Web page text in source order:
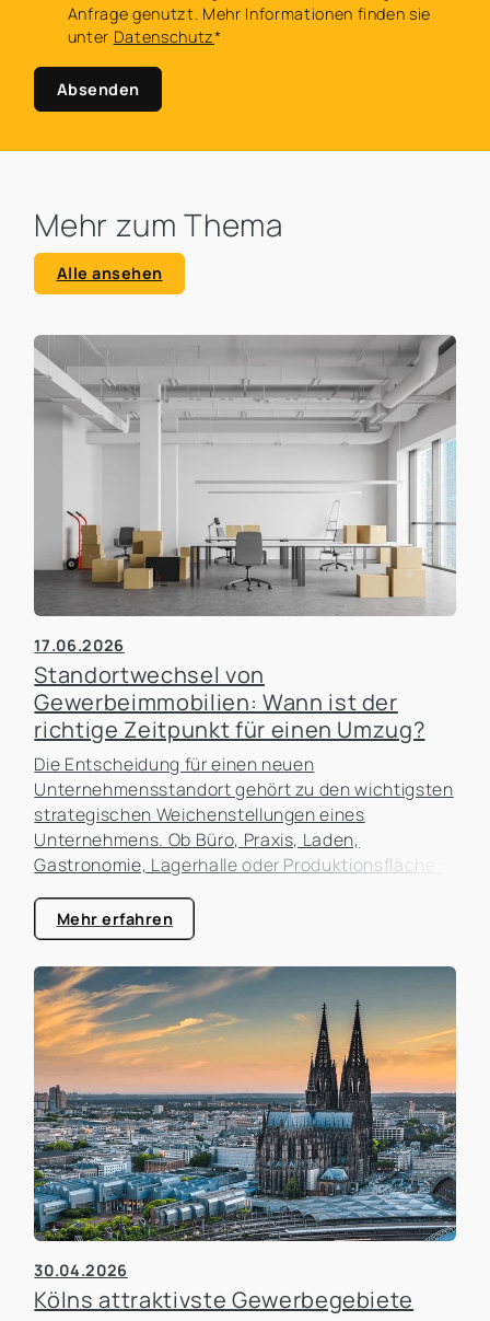
Anfrage genutzt. Mehr Informationen finden sie
unter Datenschutz*
Absenden
Mehr zum Thema
Alle ansehen
17.06.2026
Standortwechsel von
Gewerbeimmobilien: Wann ist der
richtige Zeitpunkt für einen Umzug?
Die Entscheidung für einen neuen
Unternehmensstandort gehört zu den wichtigsten
strategischen Weichenstellungen eines
Unternehmens. Ob Büro, Praxis, Laden,
Gastronomie, Lagerhalle oder Produktionsfläche:
Kosten, sondern auch die Erreichbarkeit für
Kunden, die Attraktivität als Arbeitgeber und die
zukünftigen Entwicklungsmöglichkeiten des
Unternehmens. In der Praxis erleben wir häufig,
dass Unternehmen zu lange an einem Standort
festhalten, obwohl sich die Rahmenbedingungen
längst verändert haben. Gleichzeitig werden
Umzüge manchmal überstürzt geplant, ohne die
tatsächlichen Auswirkungen ausreichend zu
analysieren.
Mehr erfahren
30.04.2026
Kölns attraktivste Gewerbegebiete